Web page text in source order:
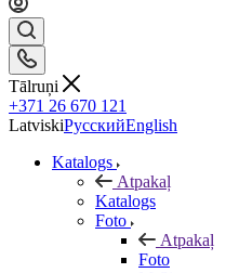
Tālruņi
+371 26 670 121
LatviskiРусскийEnglish
Katalogs
Atpakaļ
Katalogs
Foto
Atpakaļ
Foto